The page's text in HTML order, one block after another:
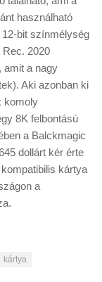
használható
bit színmélység
Rec. 2020
amit a nagy
Aki azonban ki
komoly
8K felbontású
a Balckmagic
dollárt kér érte
kártya
a
kártya